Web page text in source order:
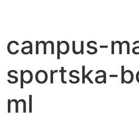
campus-
sportska-
ml